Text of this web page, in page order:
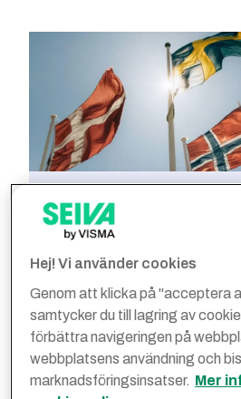
Tre nordiska
går samman
Genom sammanslagningen i
förenar de tre bolagen sina
teknologier och
starkare tillsammans och
för hur företag arbetar
och personalförmåner.
Hej! Vi använder cookies
Genom att klicka på "acceptera
samtycker du till lagring av
förbättra navigeringen på
webbplatsens användning och
marknadsföringsinsatser. Mer